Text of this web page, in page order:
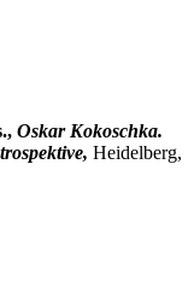
Oskar Kokoschka.
Heidelberg,